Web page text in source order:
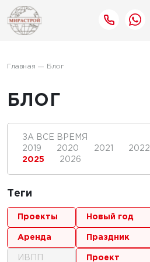
Главная Блог
БЛОГ
ЗА ВСЕ ВРЕМЯ
2019
2020 2021 2022
2025
2026
Теги
проекты
аренда
ИВПП
новый год
праздник
проект